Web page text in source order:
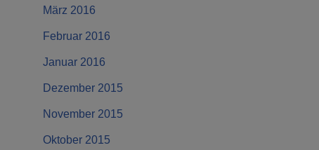
März 2016
Februar 2016
Januar 2016
Dezember 2015
November 2015
Oktober 2015